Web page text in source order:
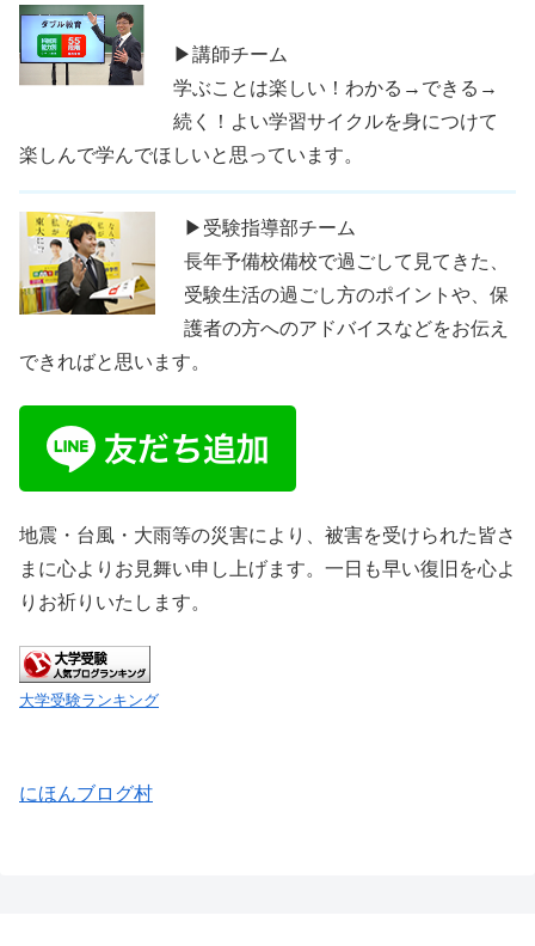
▶講師チーム
学ぶことは楽しい！わかる→できる→
続く！よい学習サイクルを身につけて
楽しんで学んでほしいと思っています。
▶受験指導部チーム
長年予備校備校で過ごして見てきた、
受験生活の過ごし方のポイントや、保
護者の方へのアドバイスなどをお伝え
できればと思います。
地震・台風・大雨等の災害により、被害を受けられた皆さ
まに心よりお見舞い申し上げます。一日も早い復旧を心よ
りお祈りいたします。
大学受験ランキング
にほんブログ村